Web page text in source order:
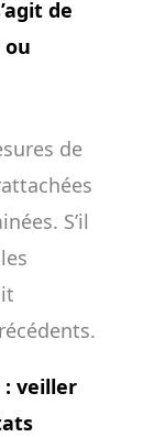
de
ou
de
S’il
veiller